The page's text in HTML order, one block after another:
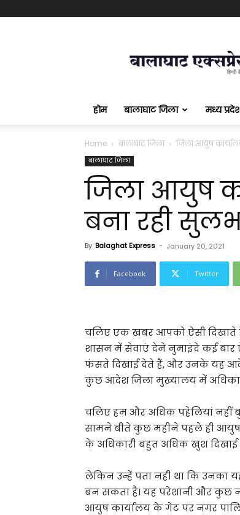
एक्सप्रेस
होम बालाघाट जिला मध्य
Home बालाघाट जिला जिला आयुष
बालाघाट जिला
जिला आयुष
बना रही
By Balaghat Express - January 20, 2021
Facebook Twitter
चलिए एक खबर आपको ऐसी
शासन में सेवाएं देने नुमाइंदे कई
फंसते दिखाई देते हैं, और उनके यह
कुछ आदेश जिला मुख्यालय में
चलिए हम और अधिक पहेलियां नहीं
सामने बीते कुछ महीने पहले ही
के अधिकारी बहुत अधिक खुश दिखाई
लेकिन उन्हें पता नही था कि उनका
बन सकता है। यह परेशानी और कुछ
आयुष कार्यालय के गेट पर नगर